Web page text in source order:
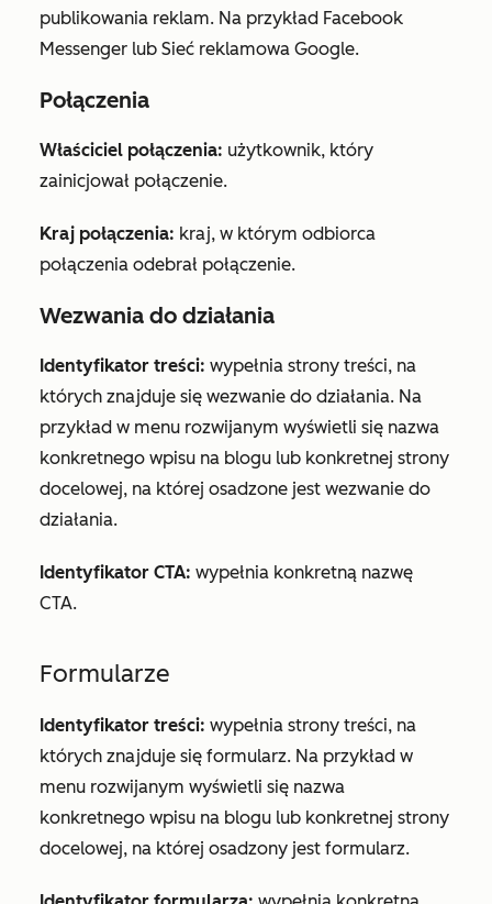
publikowania reklam. Na przykład Facebook
Messenger lub Sieć reklamowa Google.
Połączenia
Właściciel połączenia: użytkownik, który
zainicjował połączenie.
Kraj połączenia: kraj, w którym odbiorca
połączenia odebrał połączenie.
Wezwania do działania
Identyfikator treści: wypełnia strony treści, na
których znajduje się wezwanie do działania. Na
przykład w menu rozwijanym wyświetli się nazwa
konkretnego wpisu na blogu lub konkretnej strony
docelowej, na której osadzone jest wezwanie do
działania.
Identyfikator CTA: wypełnia konkretną nazwę
CTA.
Formularze
Identyfikator treści: wypełnia strony treści, na
których znajduje się formularz. Na przykład w
menu rozwijanym wyświetli się nazwa
konkretnego wpisu na blogu lub konkretnej strony
docelowej, na której osadzony jest formularz.